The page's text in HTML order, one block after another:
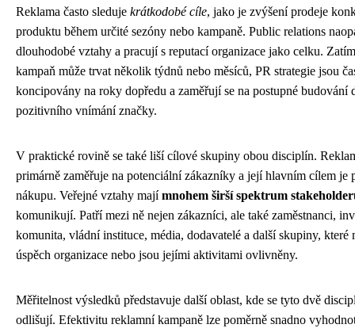
Reklama často sleduje krátkodobé cíle, jako je zvýšení prodeje
produktu během určité sezóny nebo kampaně. Public relations
dlouhodobé vztahy a pracují s reputací organizace jako celku.
kampaň může trvat několik týdnů nebo měsíců, PR strategie jsou
koncipovány na roky dopředu a zaměřují se na postupné budování
pozitivního vnímání značky.
V praktické rovině se také liší cílové skupiny obou disciplín.
primárně zaměřuje na potenciální zákazníky a její hlavním cílem je
nákupu. Veřejné vztahy majímnohem širší spektrum
komunikují. Patří mezi ně nejen zákazníci, ale také zaměstnanci,
komunita, vládní instituce, média, dodavatelé a další skupiny, které
úspěch organizace nebo jsou jejími aktivitami ovlivněny.
Měřitelnost výsledků představuje další oblast, kde se tyto dvě
odlišují. Efektivitu reklamní kampaně lze poměrně snadno